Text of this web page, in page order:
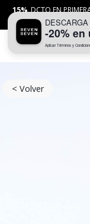
15% DCTO EN
< Volver
-20% en
Aplican Términos y